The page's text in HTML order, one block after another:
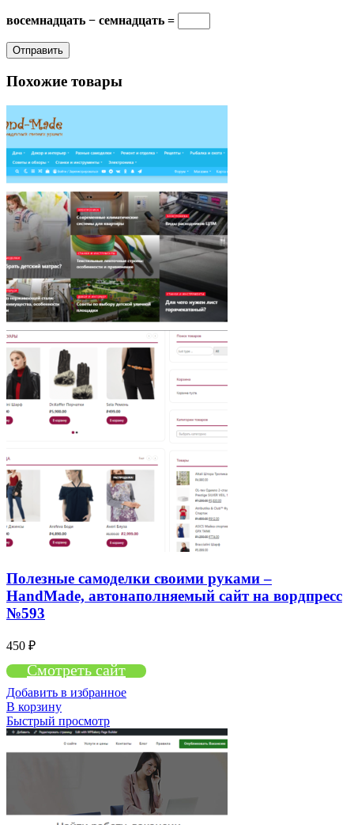
восемнадцать − семнадцать =
Похожие товары
Полезные самоделки своими руками –
HandMade, автонаполняемый сайт на вордпресс
№593
450 ₽
Смотреть сайт
Добавить в избранное
В корзину
Быстрый просмотр